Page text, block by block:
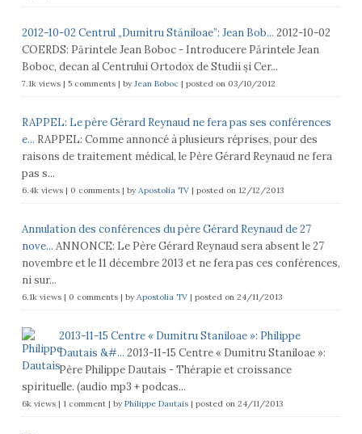
2012-10-02 Centrul „Dumitru Stăniloae”: Jean Bob... 2012-10-02
COERDS: Părintele Jean Boboc - Introducere Părintele Jean
Boboc, decan al Centrului Ortodox de Studii și Cer...
7.1k views| 5 comments| byJean Boboc| posted on 03/10/2012
RAPPEL: Le père Gérard Reynaud ne fera pas ses conférences
e... RAPPEL: Comme annoncé à plusieurs réprises, pour des
raisons de traitement médical, le Père Gérard Reynaud ne fera
pas s...
6.4k views| 0 comments| byApostolia TV| posted on 12/12/2013
Annulation des conférences du père Gérard Reynaud de 27
nove... ANNONCE: Le Père Gérard Reynaud sera absent le 27
novembre et le 11 décembre 2013 et ne fera pas ces conférences,
ni sur...
6.1k views| 0 comments| byApostolia TV| posted on 24/11/2013
2013-11-15 Centre « Dumitru Staniloae »: Philippe
Dautais &#... 2013-11-15 Centre « Dumitru Staniloae »:
Père Philippe Dautais - Thérapie et croissance
spirituelle. (audio mp3 + podcas...
6k views| 1 comment| byPhilippe Dautais| posted on 24/11/2013